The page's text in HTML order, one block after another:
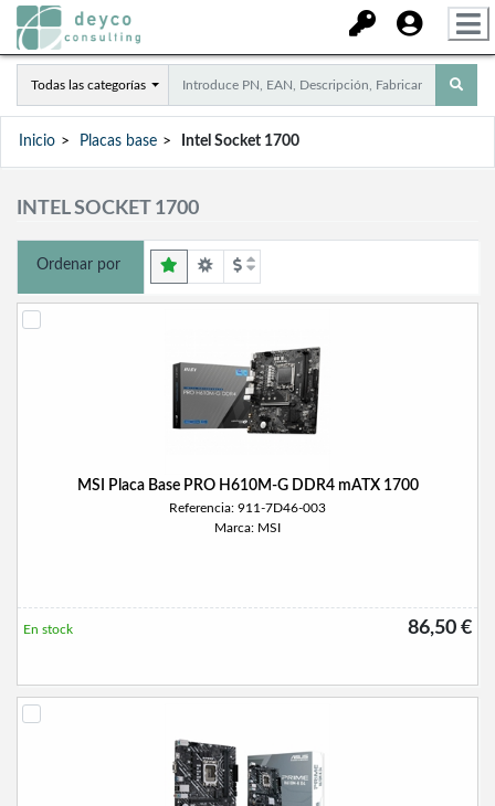
Todas las categorías
Inicio Placas base Intel Socket 1700
INTEL SOCKET 1700
Ordenar por
MSI Placa Base PRO H610M-G DDR4 mATX 1700
Referencia: 911-7D46-003
Marca: MSI
86,50 €
En stock